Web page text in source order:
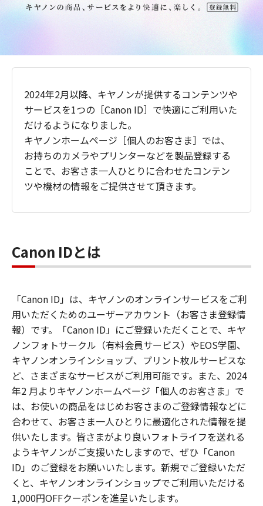
2024年2月以降、キヤノンが提供するコンテンツや
サービスを1つの［Canon ID］で快適にご利用いた
だけるようになりました。
キヤノンホームページ［個人のお客さま］では、
お持ちのカメラやプリンターなどを製品登録する
ことで、お客さま一人ひとりに合わせたコンテン
ツや機材の情報をご提供させて頂きます。
Canon IDとは
「Canon ID」は、キヤノンのオンラインサービスをご利
用いただくためのユーザーアカウント（お客さま登録情
報）です。「Canon ID」にご登録いただくことで、キヤ
ノンフォトサークル（有料会員サービス）やEOS学園、
キヤノンオンラインショップ、プリント枚ルサービスな
ど、さまざまなサービスがご利用可能です。また、2024
年2 月よりキヤノンホームページ「個人のお客さま」で
は、お使いの商品をはじめお客さまのご登録情報などに
合わせて、お客さま一人ひとりに最適化された情報を提
供いたします。皆さまがより良いフォトライフを送れる
ようキヤノンがご支援いたしますので、ぜひ「Canon
ID」のご登録をお願いいたします。新規でご登録いただ
くと、キヤノンオンラインショップでご利用いただける
1,000円OFFクーポンを進呈いたします。